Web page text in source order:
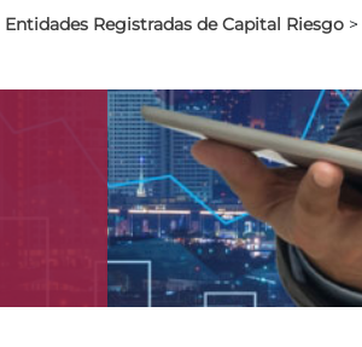
Entidades Registradas de Capital Riesgo >